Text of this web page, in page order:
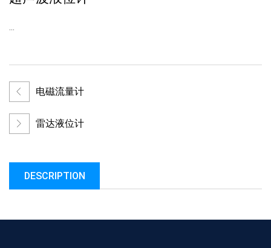
...
电磁流量计
雷达液位计
DESCRIPTION